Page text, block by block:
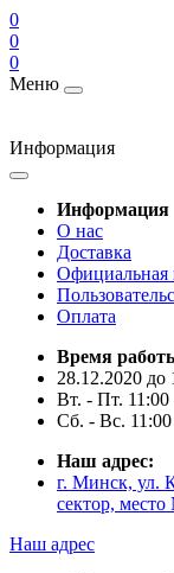
0
0
0
Меню
Информация
Информация
О нас
Доставка
Официальная
Оплата
Время
28.12.2020 до
Вт. - Пт. 11:00
Сб. - Вс.
Наш адрес:
г. Минск, ул.
сектор,
Наш адрес